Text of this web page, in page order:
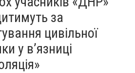
за
цивільної
у в’язниці